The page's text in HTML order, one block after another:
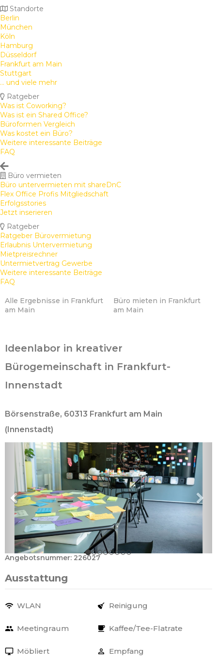
Standorte
Berlin
München
Köln
Hamburg
Düsseldorf
Frankfurt am Main
Stuttgart
... und viele mehr
Ratgeber
Was ist Coworking?
Was ist ein Shared Office?
Büroformen Vergleich
Was kostet ein Büro?
Weitere interessante Beiträge
FAQ
Büro vermieten
Büro untervermieten mit shareDnC
Flex Office Profis Mitgliedschaft
Erfolgsstories
Jetzt inserieren
Ratgeber
Ratgeber Bürovermietung
Erlaubnis Untervermietung
Mietpreisrechner
Untermietvertrag Gewerbe
Weitere interessante Beiträge
FAQ
Alle Ergebnisse in Frankfurt
am Main
Büro mieten in Frankfurt
am Main
Ideenlabor in kreativer
Bürogemeinschaft in Frankfurt-
Innenstadt
Börsenstraße, 60313 Frankfurt am Main
(Innenstadt)
Angebotsnummer: 226027
Ausstattung
WLAN Reinigung
Meetingraum Kaffee/Tee-Flatrate
Möbliert Empfang